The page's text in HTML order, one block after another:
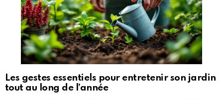
Les gestes essentiels pour entretenir son jardin
tout au long de l’année